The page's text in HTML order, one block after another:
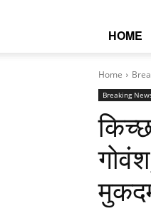
HOME
Home
Breaking